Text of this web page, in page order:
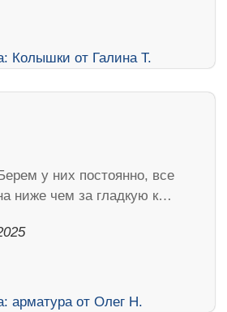
у них постоянно, все
ниже чем за гладкую к…